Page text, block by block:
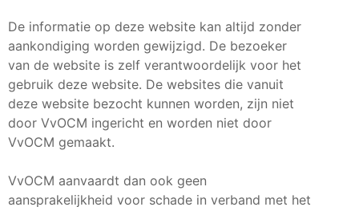
De informatie op deze website kan altijd zonder
aankondiging worden gewijzigd. De bezoeker
van de website is zelf verantwoordelijk voor het
gebruik deze website. De websites die vanuit
deze website bezocht kunnen worden, zijn niet
door VvOCM ingericht en worden niet door
VvOCM gemaakt.
VvOCM aanvaardt dan ook geen
aansprakelijkheid voor schade in verband met het